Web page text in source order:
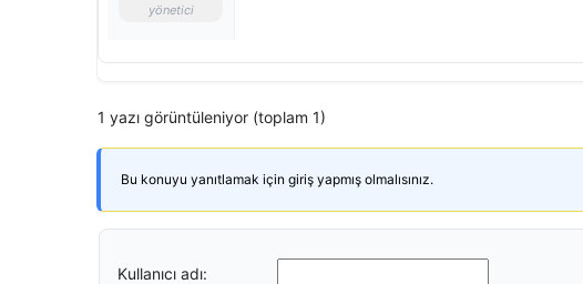
yönetici
1 yazı görüntüleniyor (toplam 1)
Bu konuyu yanıtlamak için giriş yapmış olmalısınız.
Kullanıcı adı: